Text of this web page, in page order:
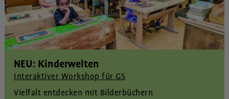
NEU: Kinderwelten
Interaktiver Workshop für GS
Vielfalt entdecken mit Bilderbüchern